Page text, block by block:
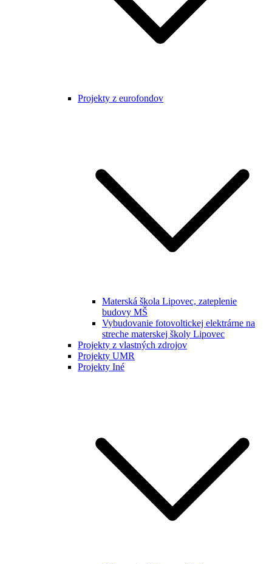
Projekty z eurofondov
Materská škola Lipovec, zateplenie
budovy MŠ
Vybudovanie fotovoltickej elektrárne na
streche materskej školy Lipovec
Projekty z vlastných zdrojov
Projekty UMR
Projekty Iné